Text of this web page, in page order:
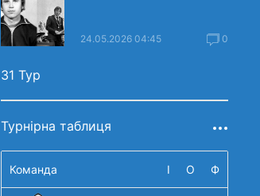
24.05.2026 04:45 0
31 Тур
Турнірна таблиця
Команда І О Ф